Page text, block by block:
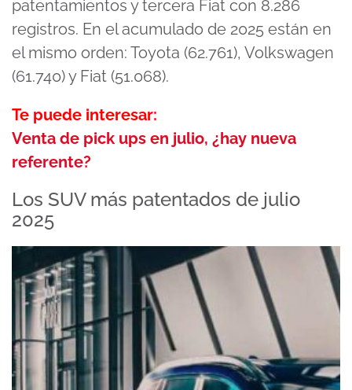
patentamientos y tercera Fiat con 8.286
registros. En el acumulado de 2025 están en
el mismo orden: Toyota (62.761), Volkswagen
(61.740) y Fiat (51.068).
Te puede interesar:
Venta de pick ups en julio, ¿hay nueva
referente?
Los SUV más patentados de julio
2025